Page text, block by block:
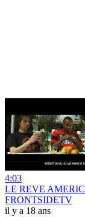
4:03
LE REVE
FRONTSIDETV
il y a 18 ans